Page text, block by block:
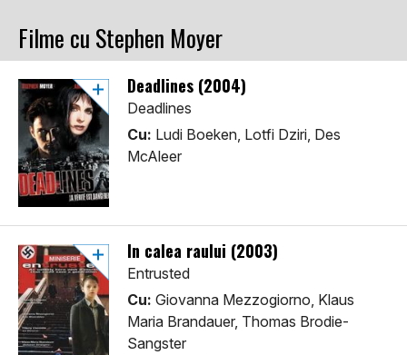
Filme cu Stephen Moyer
Deadlines (2004)
Deadlines
Cu: Ludi Boeken, Lotfi Dziri, Des
McAleer
In calea raului (2003)
Entrusted
Cu: Giovanna Mezzogiorno, Klaus
Maria Brandauer, Thomas Brodie-
Sangster